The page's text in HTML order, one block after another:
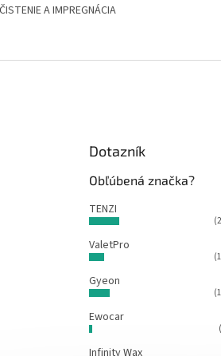
A IMPREGNÁCIA
Dotazník
Obľúbená značka?
TENZI
ValetPro
Gyeon
Ewocar